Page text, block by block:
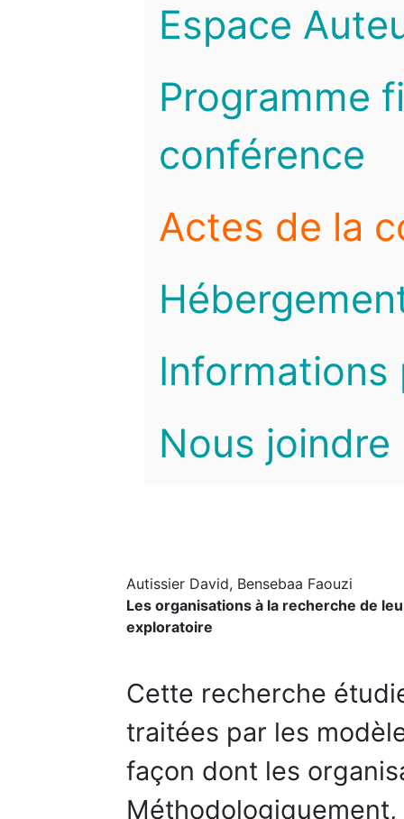
Espace
Programme
conférence
Actes de la
Informations
Nous joindre
Autissier David, Bensebaa Faouzi
Les organisations à la recherche de
exploratoire
Cette recherche
traitées par les
façon dont les
Méthodologiquement,